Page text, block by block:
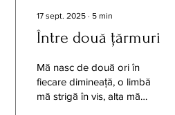
17 sept. 2025 ∙ 5 min
Între două țărmuri
Mă nasc de două ori în
fiecare dimineață, o limbă
mă strigă în vis, alta mă